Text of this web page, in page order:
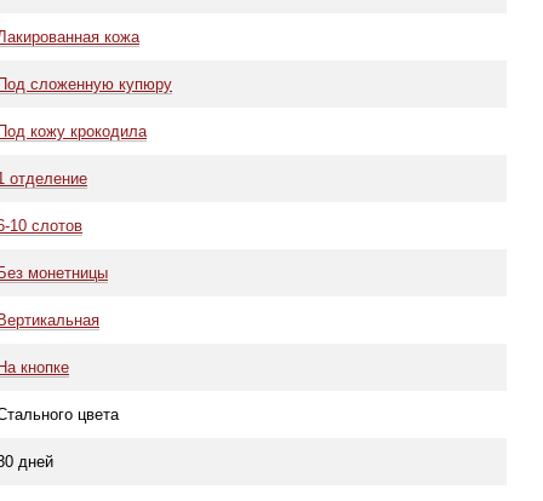
кожа
Под сложенную купюру
Под кожу крокодила
отделение
10 слотов
Без монетницы
Вертикальная
На кнопке
цвета
дней